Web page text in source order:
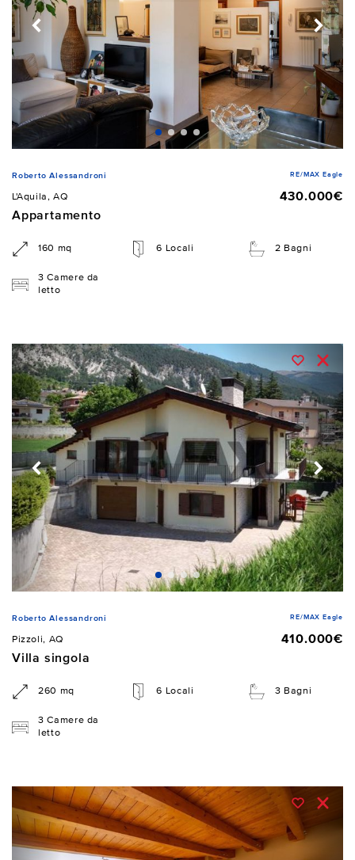
Roberto Alessandroni RE/MAX Eagle
L'Aquila, AQ
430.000€
Appartamento
160 mq 6 Locali 2 Bagni
3 Camere da
letto
Roberto Alessandroni RE/MAX Eagle
Pizzoli, AQ
410.000€
Villa singola
260 mq 6 Locali 3 Bagni
3 Camere da
letto